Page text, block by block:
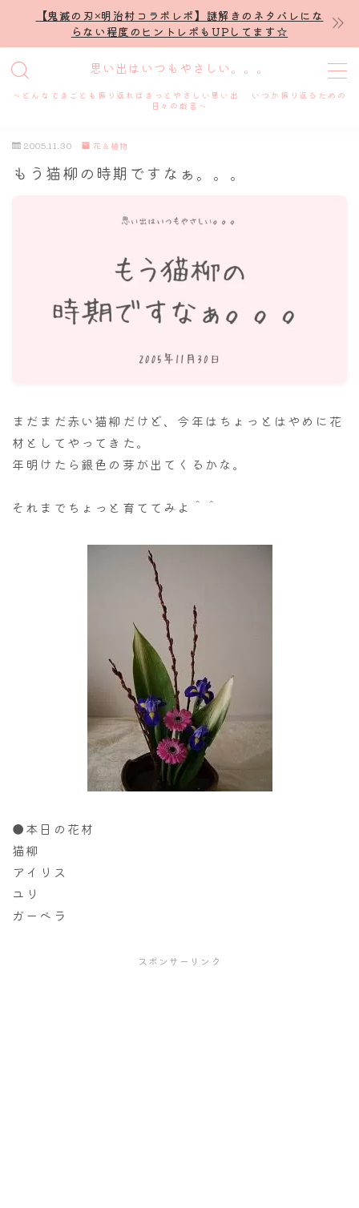
【鬼滅の刃×明治村コラボレポ】謎解きのネタバレにな
らない程度のヒントレポもUPしてます☆
思い出はいつもやさしい。。。
～どんなできごとも振り返ればきっとやさしい思い出 いつか振り返るための
日々の戯言～
MENU
プロフィール
2005.11.30 花＆植物
もう猫柳の時期ですなぁ。。。
まだまだ赤い猫柳だけど、今年はちょっとはやめに花
材としてやってきた。
年明けたら銀色の芽が出てくるかな。
それまでちょっと育ててみよ＾＾
●本日の花材
猫柳
アイリス
ユリ
ガーベラ
スポンサーリンク